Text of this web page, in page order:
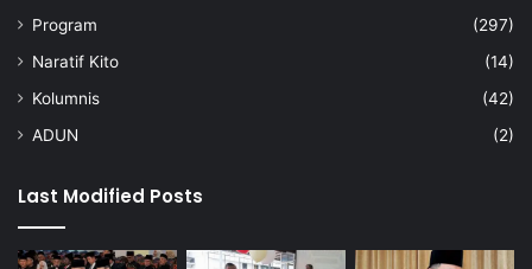
k
P
l
a
o
n
g
Program
(297)
Naratif Kito
(14)
Kolumnis
(42)
ADUN
(2)
Last Modified Posts